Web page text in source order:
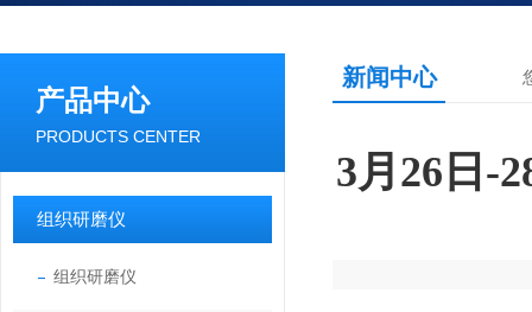
产品中心
PRODUCTS CENTER
组织研磨仪
组织研磨仪
新闻中心
3月26日-